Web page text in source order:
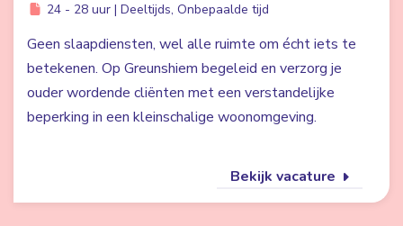
24 - 28 uur | Deeltijds, Onbepaalde tijd
Geen slaapdiensten, wel alle ruimte om écht iets te
betekenen. Op Greunshiem begeleid en verzorg je
ouder wordende cliënten met een verstandelijke
beperking in een kleinschalige woonomgeving.
Bekijk vacature